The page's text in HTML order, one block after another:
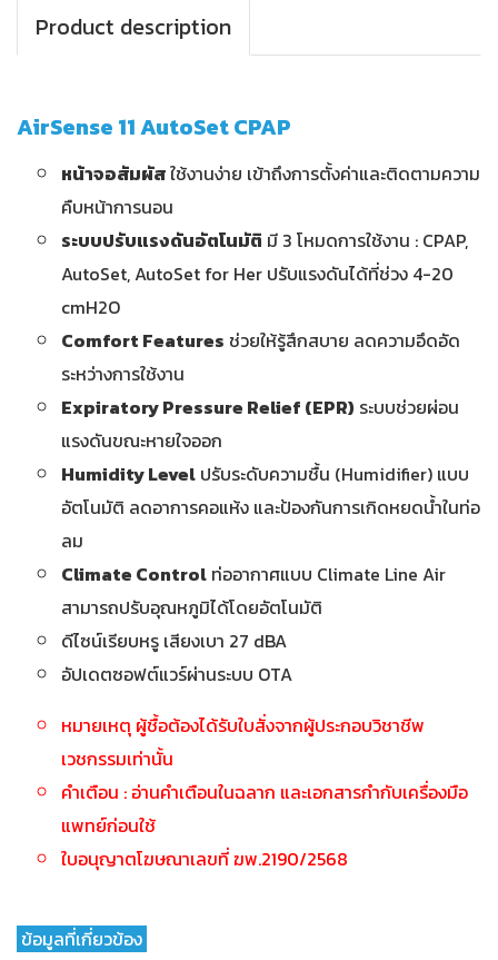
Product description
AirSense 11 AutoSet CPAP
หน้าจอสัมผัสใช้งานง่าย เข้าถึงการตั้งค่าและติดตามความ
คืบหน้าการนอน
ระบบปรับแรงดันอัตโนมัติ มี 3 โหมดการใช้งาน : CPAP,
AutoSet, AutoSet for Her ปรับแรงดันได้ที่ช่วง 4-20
cmH2O
Comfort Features ช่วยให้รู้สึกสบาย ลดความอึดอัด
ระหว่างการใช้งาน
Expiratory Pressure Relief (EPR) ระบบช่วยผ่อน
แรงดันขณะหายใจออก
Humidity Level ปรับระดับความชื้น (Humidifier) แบบ
อัตโนมัติ ลดอาการคอแห้ง และป้องกันการเกิดหยดน้ำในท่อ
ลม
Climate Control ท่ออากาศแบบ Climate Line Air
สามารถปรับอุณหภูมิได้โดยอัตโนมัติ
ดีไซน์เรียบหรู เสียงเบา 27 dBA
อัปเดตซอฟต์แวร์ผ่านระบบ OTA
หมายเหตุ ผู้ชื้อต้องได้รับใบสั่งจากผู้ประกอบวิชาชีพ
เวชกรรมเท่านั้น
คำเตือน : อ่านคำเตือนในฉลาก และเอกสารกำกับเครื่องมือ
แพทย์ก่อนใช้
ใบอนุญาตโฆษณาเลขที่ ฆพ.2190/2568
ข้อมูลที่เกี่ยวข้อง